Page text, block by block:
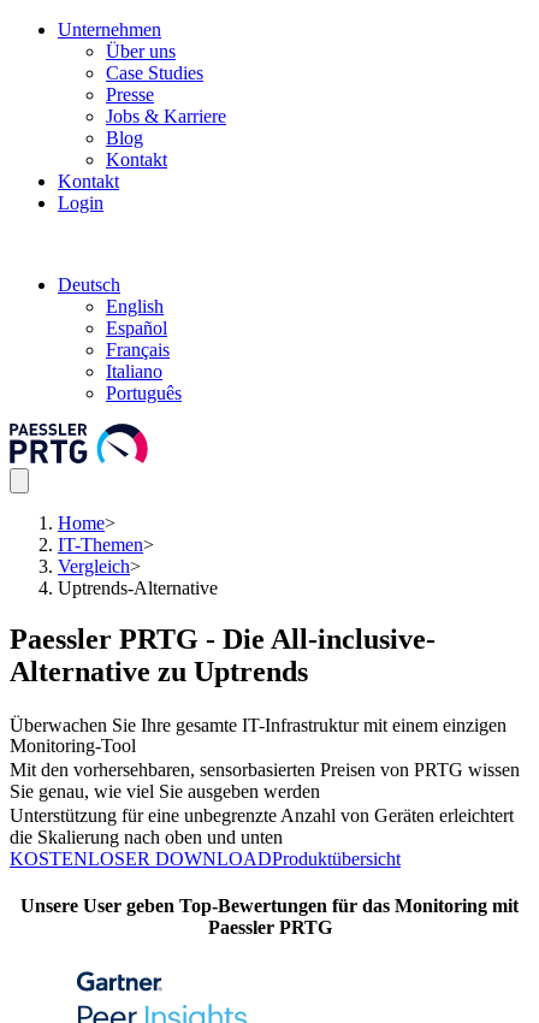
Unternehmen
Über uns
Case Studies
Presse
Jobs & Karriere
Blog
Kontakt
Kontakt
Login
Deutsch
English
Español
Français
Italiano
Português
Home>
IT-Themen>
Vergleich>
Uptrends-Alternative
Paessler PRTG - Die All-inclusive-
Alternative zu Uptrends
Überwachen Sie Ihre gesamte IT-Infrastruktur mit einem einzigen
Monitoring-Tool
Mit den vorhersehbaren, sensorbasierten Preisen von PRTG wissen
Sie genau, wie viel Sie ausgeben werden
Unterstützung für eine unbegrenzte Anzahl von Geräten erleichtert
die Skalierung nach oben und unten
KOSTENLOSER DOWNLOADProduktübersicht
Unsere User geben Top-Bewertungen für das Monitoring mit
Paessler PRTG